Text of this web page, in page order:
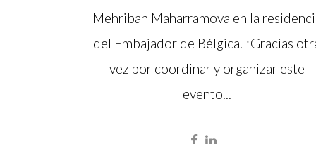
Mehriban Maharramova en la
del Embajador de Bélgica. ¡Gracias
vez por coordinar y organizar este
evento...